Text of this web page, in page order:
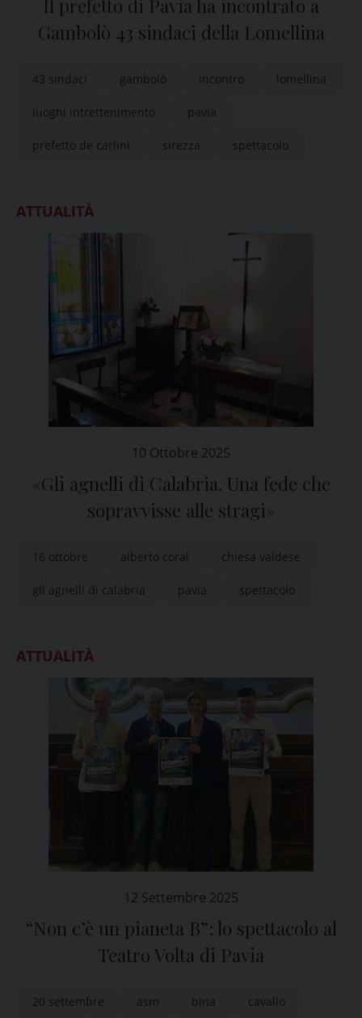
Il prefetto di Pavia ha incontrato a
Gambolò 43 sindaci della Lomellina
43 sindaci gambolò incontro lomellina
luoghi intrettenimento pavia
prefetto de carlini sirezza spettacolo
ATTUALITÀ
10 Ottobre 2025
«Gli agnelli di Calabria. Una fede che
sopravvisse alle stragi»
16 ottobre alberto coral chiesa valdese
gli agnelli di calabria pavia spettacolo
ATTUALITÀ
12 Settembre 2025
“Non c’è un pianeta B”: lo spettacolo al
Teatro Volta di Pavia
20 settembre asm bina cavallo